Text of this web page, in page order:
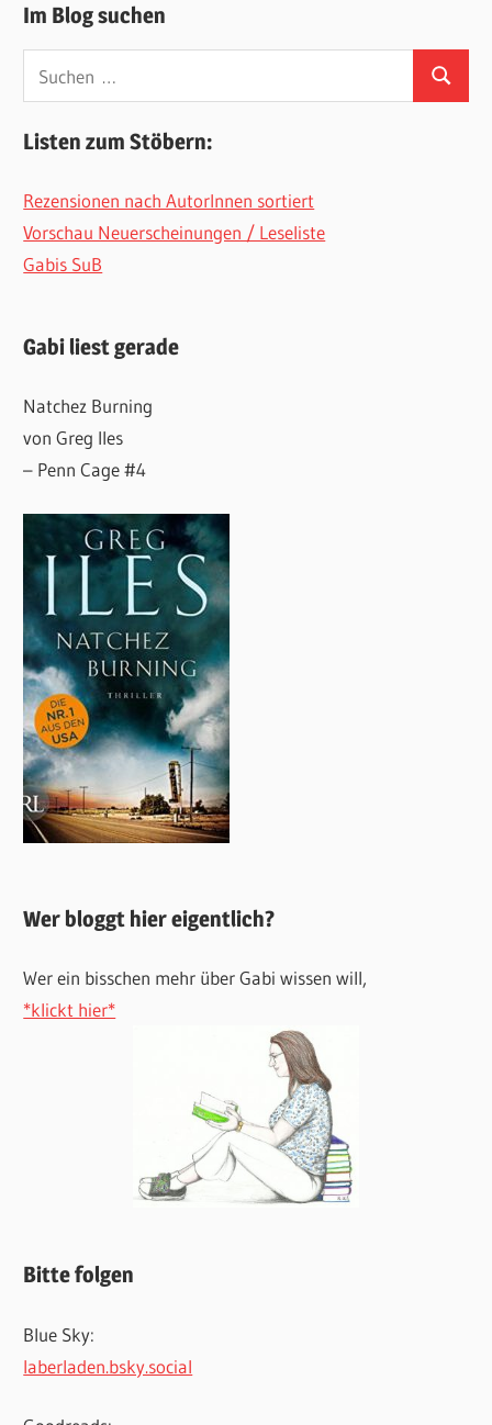
Im Blog suchen
nach:
Suchen
Listen zum Stöbern:
Rezensionen nach AutorInnen sortiert
Vorschau Neuerscheinungen / Leseliste
Gabis SuB
Gabi liest gerade
Natchez Burning
von Greg Iles
– Penn Cage #4
Wer bloggt hier eigentlich?
Wer ein bisschen mehr über Gabi wissen will,
*klickt hier*
Bitte folgen
Blue Sky:
laberladen.bsky.social